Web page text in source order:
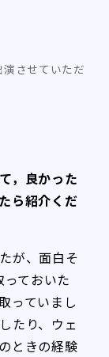
させていただ
，良かった
ら紹介くだ
が、面白そ
ておいた
っていまし
たり、ウェ
ときの経験